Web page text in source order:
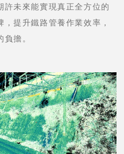
許未來能實現真正全方位的
，提升鐵路管養作業效率，
擔。